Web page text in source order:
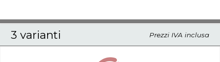
3 varianti Prezzi IVA inclusa